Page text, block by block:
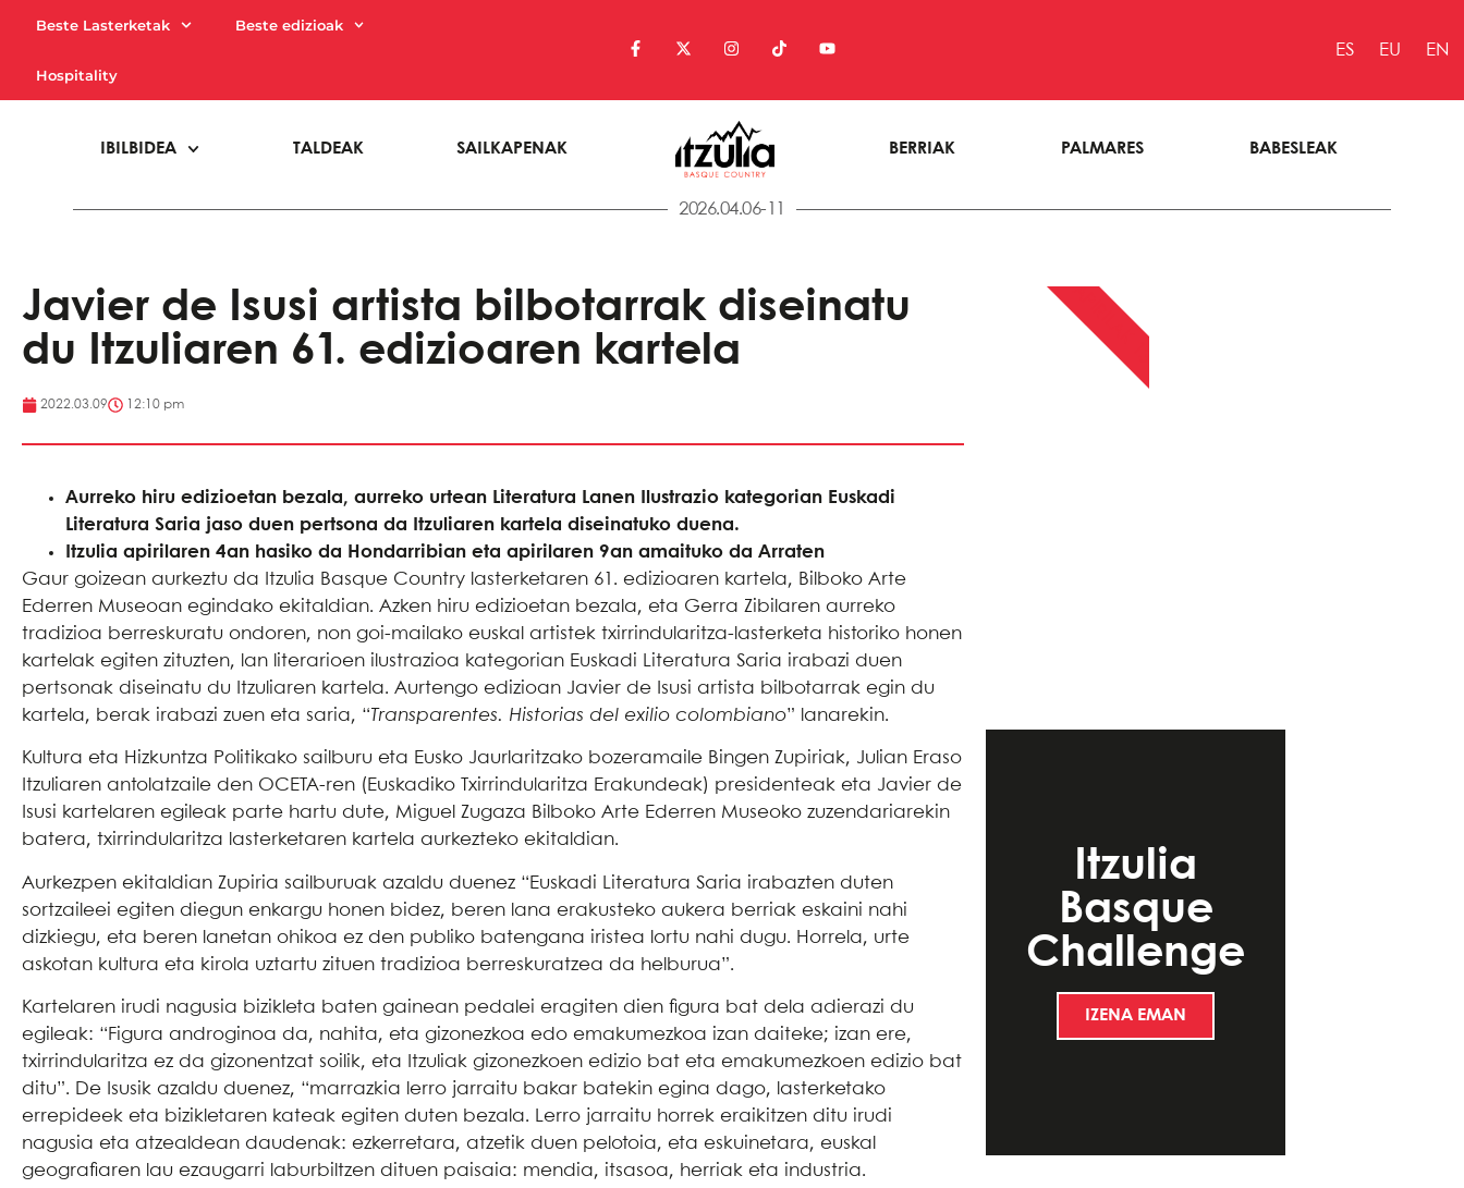
Beste Lasterketak Beste edizioak
Hospitality
ES EU EN
IBILBIDEA TALDEAK SAILKAPENAK BERRIAK PALMARES BABESLEAK
2026.04.06-11
Javier de Isusi artista bilbotarrak diseinatu
du Itzuliaren 61. edizioaren kartela
2022.03.09 12:10 pm
Aurreko hiru edizioetan bezala, aurreko urtean Literatura Lanen Ilustrazio kategorian Euskadi
Literatura Saria jaso duen pertsona da Itzuliaren kartela diseinatuko duena.
Itzulia apirilaren 4an hasiko da Hondarribian eta apirilaren 9an amaituko da Arraten
Gaur goizean aurkeztu da Itzulia Basque Country lasterketaren 61. edizioaren kartela, Bilboko Arte
Ederren Museoan egindako ekitaldian. Azken hiru edizioetan bezala, eta Gerra Zibilaren aurreko
tradizioa berreskuratu ondoren, non goi-mailako euskal artistek txirrindularitza-lasterketa historiko honen
kartelak egiten zituzten, lan literarioen ilustrazioa kategorian Euskadi Literatura Saria irabazi duen
pertsonak diseinatu du Itzuliaren kartela. Aurtengo edizioan Javier de Isusi artista bilbotarrak egin du
kartela, berak irabazi zuen eta saria, “Transparentes. Historias del exilio colombiano” lanarekin.
Kultura eta Hizkuntza Politikako sailburu eta Eusko Jaurlaritzako bozeramaile Bingen Zupiriak, Julian Eraso
Itzuliaren antolatzaile den OCETA-ren (Euskadiko Txirrindularitza Erakundeak) presidenteak eta Javier de
Isusi kartelaren egileak parte hartu dute, Miguel Zugaza Bilboko Arte Ederren Museoko zuzendariarekin
batera, txirrindularitza lasterketaren kartela aurkezteko ekitaldian.
Aurkezpen ekitaldian Zupiria sailburuak azaldu duenez “Euskadi Literatura Saria irabazten duten
sortzaileei egiten diegun enkargu honen bidez, beren lana erakusteko aukera berriak eskaini nahi
dizkiegu, eta beren lanetan ohikoa ez den publiko batengana iristea lortu nahi dugu. Horrela, urte
askotan kultura eta kirola uztartu zituen tradizioa berreskuratzea da helburua”.
Kartelaren irudi nagusia bizikleta baten gainean pedalei eragiten dien figura bat dela adierazi du
egileak: “Figura androginoa da, nahita, eta gizonezkoa edo emakumezkoa izan daiteke; izan ere,
txirrindularitza ez da gizonentzat soilik, eta Itzuliak gizonezkoen edizio bat eta emakumezkoen edizio bat
ditu”. De Isusik azaldu duenez, “marrazkia lerro jarraitu bakar batekin egina dago, lasterketako
errepideek eta bizikletaren kateak egiten duten bezala. Lerro jarraitu horrek eraikitzen ditu irudi
nagusia eta atzealdean daudenak: ezkerretara, atzetik duen pelotoia, eta eskuinetara, euskal
geografiaren lau ezaugarri laburbiltzen dituen paisaia: mendia, itsasoa, herriak eta industria.
Itzulia
Basque
Challenge
IZENA EMAN
APIRILAK 13